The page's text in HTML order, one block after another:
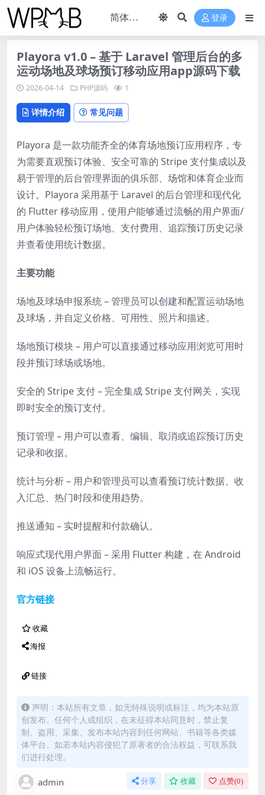
登录
Playora v1.0 – 基于 Laravel 管理后台的多
运动场地及球场预订移动应用app源码下载
2026-04-14 PHP源码 1
详情介绍 常见问题
Playora 是一款功能齐全的体育场地预订应用程序，专
为需要直观预订体验、安全可靠的 Stripe 支付集成以及
易于管理的后台管理界面的俱乐部、场馆和体育企业而
设计。Playora 采用基于 Laravel 的后台管理和现代化
的 Flutter 移动应用，使用户能够通过流畅的用户界面/
用户体验轻松预订场地、支付费用、追踪预订历史记录
并查看使用统计数据。
主要功能
场地及球场申报系统 – 管理员可以创建和配置运动场地
及球场，并自定义价格、可用性、照片和描述。
场地预订模块 – 用户可以直接通过移动应用浏览可用时
段并预订球场或场地。
安全的 Stripe 支付 – 完全集成 Stripe 支付网关，实现
即时安全的预订支付。
预订管理 – 用户可以查看、编辑、取消或追踪预订历史
记录和收据。
统计与分析 – 用户和管理员可以查看预订统计数据、收
入汇总、热门时段和使用趋势。
推送通知 – 实时提醒和付款确认。
响应式现代用户界面 – 采用 Flutter 构建，在 Android
和 iOS 设备上流畅运行。
官方链接
收藏
海报
链接
声明：本站所有文章，如无特殊说明或标注，均为本站原
创发布。任何个人或组织，在未征得本站同意时，禁止复
制、盗用、采集、发布本站内容到任何网站、书籍等各类媒
体平台。如若本站内容侵犯了原著者的合法权益，可联系我
们进行处理。
admin 分享 收藏 点赞(0)